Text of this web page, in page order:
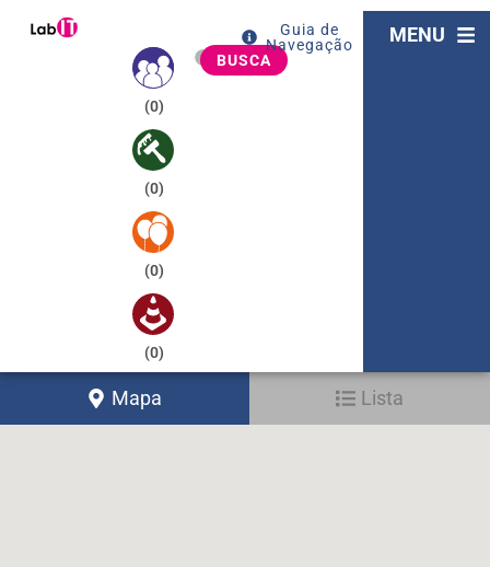
(0)
(0)
(0)
(0)
BUSCA
Guia de
Navegação
MENU
Mapa Lista